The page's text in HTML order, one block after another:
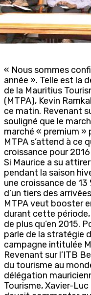
« Nous sommes
année ». Telle est la
de la Mauritius
(MTPA), Kevin
ce matin. Revenant
souligné que le
marché « premium »
MTPA s’attend à ce
croissance pour
Si Maurice a su
pendant la saison
une croissance de
d’un tiers des
MTPA veut booster
durant cette
de plus qu’en 2015.
parle de la stratégie
campagne intitulée
Revenant sur l’ITB
du tourisme au
délégation
Tourisme, Xavier-